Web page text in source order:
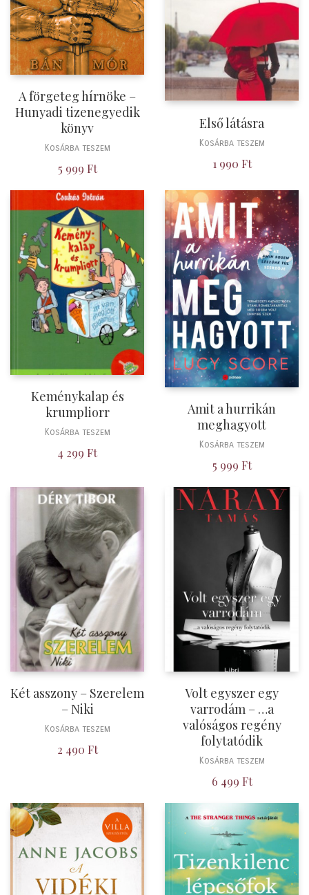
A förgeteg hírnöke –
Hunyadi tizenegyedik
könyv
Kosárba teszem
5 999 Ft
Első látásra
Kosárba teszem
1 990 Ft
Keménykalap és
krumpliorr
Kosárba teszem
4 299 Ft
Amit a hurrikán
meghagyott
Kosárba teszem
5 999 Ft
Két asszony – Szerelem
– Niki
Kosárba teszem
2 490 Ft
Volt egyszer egy
varrodám – …a
valóságos regény
folytatódik
Kosárba teszem
6 499 Ft